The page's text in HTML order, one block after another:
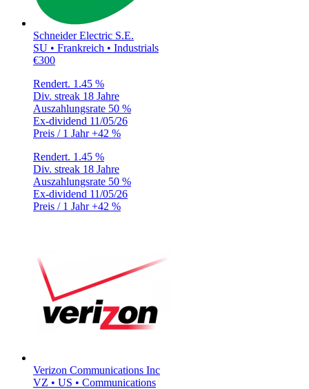
Schneider Electric S.E.
SU • Frankreich • Industrials
€300
Rendert. 1.45 %
Div. streak 18 Jahre
Auszahlungsrate 50 %
Ex-dividend 11/05/26
Preis / 1 Jahr+42 %
Rendert. 1.45 %
Div. streak 18 Jahre
Auszahlungsrate 50 %
Ex-dividend 11/05/26
Preis / 1 Jahr+42 %
Verizon Communications Inc
VZ • US • Communications